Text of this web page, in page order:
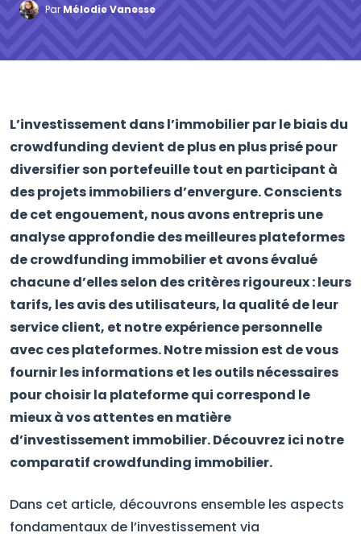
Par Mélodie Vanesse
L’investissement dans l’immobilier par le biais du
crowdfunding devient de plus en plus prisé pour
diversifier son portefeuille tout en participant à
des projets immobiliers d’envergure. Conscients
de cet engouement, nous avons entrepris une
analyse approfondie des meilleures plateformes
de crowdfunding immobilier et avons évalué
chacune d’elles selon des critères rigoureux : leurs
tarifs, les avis des utilisateurs, la qualité de leur
service client, et notre expérience personnelle
avec ces plateformes. Notre mission est de vous
fournir les informations et les outils nécessaires
pour choisir la plateforme qui correspond le
mieux à vos attentes en matière
d’investissement immobilier. Découvrez ici notre
comparatif crowdfunding immobilier.
Dans cet article, découvrons ensemble les aspects
fondamentaux de l’investissement via